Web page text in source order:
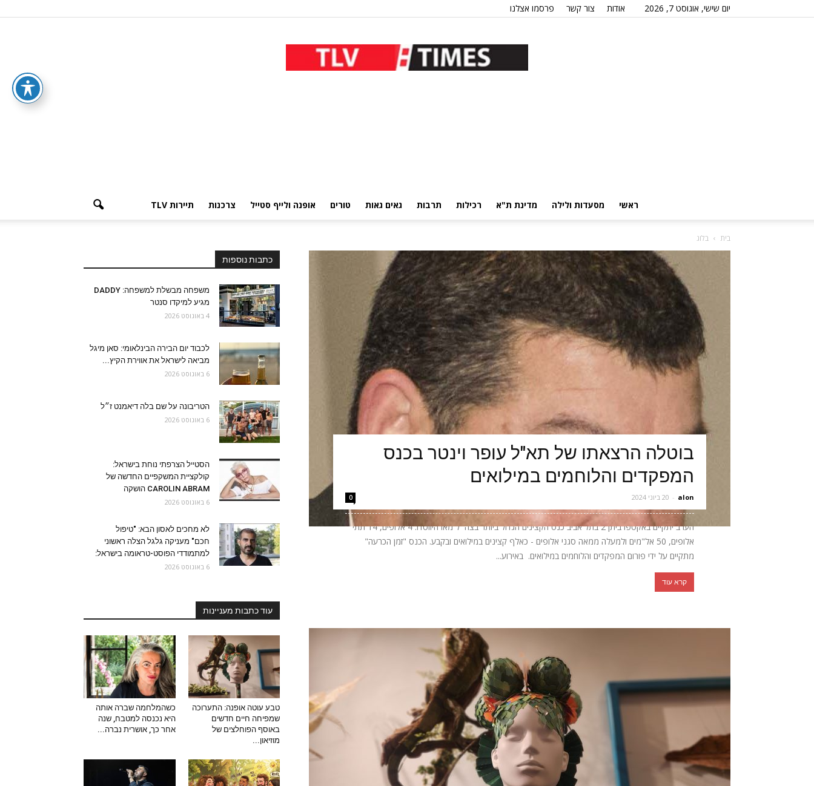
יום שישי, אוגוסט 7, 2026 אודות צור קשר פרסמו אצלנו
ראשי מסעדות ולילה מדינת ת"א רכילות תרבות גאים גאות טורים אופנה ולייף סטייל צרכנות תיירות TLV
בית בלוג
בוטלה הרצאתו של תא"ל עופר וינטר בכנס
המפקדים והלוחמים במילואים
alon
- 20 ביוני 2024 0
הערב יתקיים באקספו ביתן 2 בתל אביב כנס הקצינים הגדול ביותר בצה״ל מאז היווסדו: 4 אלופים, 14 תתי
אלופים, 50 אל"מים ולמעלה ממאה סגני אלופים - כאלף קצינים במילואים ובקבע. הכנס "זמן הכרעה"
מתקיים על ידי פורום המפקדים והלוחמים במילואים. באירוע...
קרא עוד
כתבות נוספות
משפחה מבשלת למשפחה: DADDY
מגיע למיקדו סנטר
4 באוגוסט 2026
לכבוד יום הבירה הבינלאומי: סאן מיגל
מביאה לישראל את אווירת הקיץ...
6 באוגוסט 2026
הטריבונה על שם בלה דיאמנט ז״ל
6 באוגוסט 2026
הסטייל הצרפתי נוחת בישראל:
קולקציית המשקפיים החדשה של
CAROLIN ABRAM הושקה
6 באוגוסט 2026
לא מחכים לאסון הבא: "טיפול
חכם" מעניקה גלגל הצלה ראשוני
למתמודדי הפוסט-טראומה בישראל:
6 באוגוסט 2026
עוד כתבות מעניינות
טבע עוטה אופנה: התערוכה
שמפיחה חיים חדשים
באוסף הפוחלצים של
מוזיאון...
כשהמלחמה שברה אותה
היא נכנסה למטבח, שנה
אחר כך, אושרית נברה...